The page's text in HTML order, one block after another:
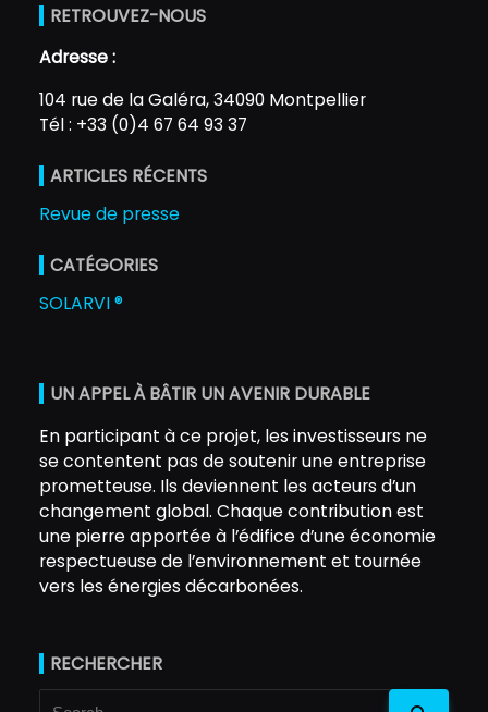
RETROUVEZ-NOUS
Adresse :
104 rue de la Galéra, 34090 Montpellier
Tél : +33 (0)4 67 64 93 37
ARTICLES RÉCENTS
Revue de presse
CATÉGORIES
SOLARVI ®
UN APPEL À BÂTIR UN AVENIR DURABLE
En participant à ce projet, les investisseurs ne
se contentent pas de soutenir une entreprise
prometteuse. Ils deviennent les acteurs d’un
changement global. Chaque contribution est
une pierre apportée à l’édifice d’une économie
respectueuse de l’environnement et tournée
vers les énergies décarbonées.
RECHERCHER
Search